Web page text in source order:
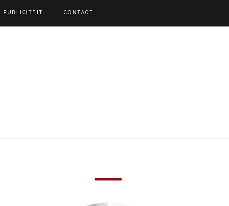
PUBLICITEIT CONTACT